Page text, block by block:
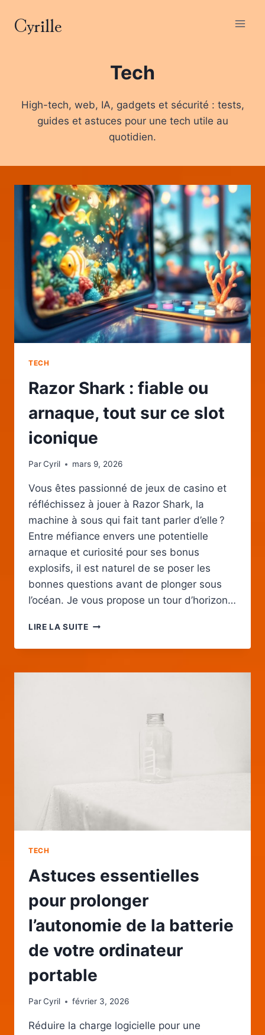
Cyrille
Tech
High-tech, web, IA, gadgets et sécurité : tests,
guides et astuces pour une tech utile au
quotidien.
TECH
Razor Shark : fiable ou
arnaque, tout sur ce slot
iconique
ParCyril mars 9, 2026
Vous êtes passionné de jeux de casino et
réfléchissez à jouer à Razor Shark, la
machine à sous qui fait tant parler d’elle ?
Entre méfiance envers une potentielle
arnaque et curiosité pour ses bonus
explosifs, il est naturel de se poser les
bonnes questions avant de plonger sous
l’océan. Je vous propose un tour d’horizon…
LIRE LA SUITERAZOR
:
OU
TECH
Astuces essentielles
pour prolonger
l’autonomie de la batterie
de votre ordinateur
portable
ParCyril février 3, 2026
Réduire la charge logicielle pour une